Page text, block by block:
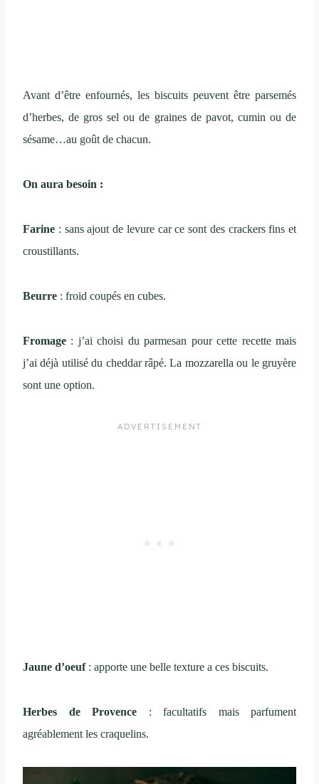
Avant d’être enfournés, les biscuits peuvent être parsemés
d’herbes, de gros sel ou de graines de pavot, cumin ou de
sésame…au goût de chacun.
On aura besoin :
Farine : sans ajout de levure car ce sont des crackers fins et
croustillants.
Beurre : froid coupés en cubes.
Fromage : j’ai choisi du parmesan pour cette recette mais
j’ai déjà utilisé du cheddar râpé. La mozzarella ou le gruyère
sont une option.
Jaune d’oeuf: apporte une belle texture a ces biscuits.
Herbes de Provence : facultatifs mais parfument
agréablement les craquelins.